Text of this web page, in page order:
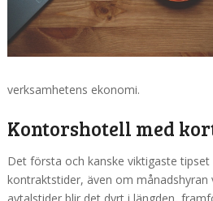
verksamhetens ekonomi.
Kontorshotell med
Det första och kanske viktigaste
kontraktstider, även om månadshyran